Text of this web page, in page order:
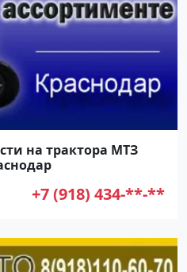
на трактора МТЗ
+7 (918) 434-**-**